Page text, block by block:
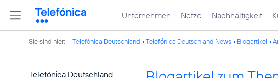
Unternehmen Netze Nachhaltigkeit
Sie sind hier: Telefónica Deutschland Telefónica Deutschland News Blogartikel
Telefónica Deutschland